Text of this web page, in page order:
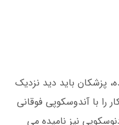
پزشکان باید دید نزدیک
را با آندوسکوپی فوقانی
نیز نامیده می